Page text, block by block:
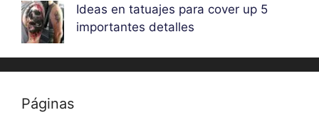
Ideas en tatuajes para cover up 5
importantes detalles
Páginas